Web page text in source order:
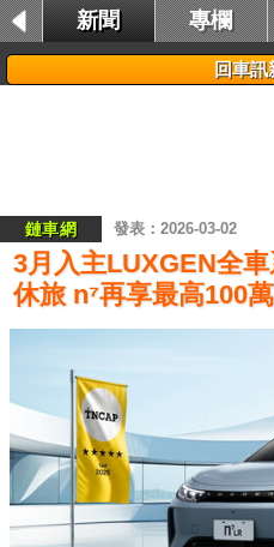
新聞 專欄
租車險
回車訊
鏈車網 2026-03-02
3月入主LUXGEN全
休旅 n⁷再享最高100